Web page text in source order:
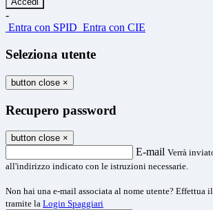
-
Entra con SPID Entra con CIE
Seleziona utente
button close ×
Recupero password
button close ×
E-mail Verrà
all'indirizzo indicato con le istruzioni necessarie.
Non hai una e-mail associata al nome utente? Effettua
tramite la Login Spaggiari